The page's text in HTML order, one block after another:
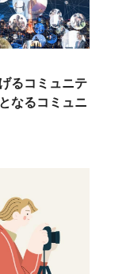
るコミュニテ
なるコミュニ